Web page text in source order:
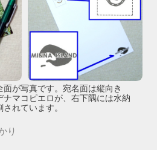
が写真です。宛名面は縦向き
ナマコピエロが、右下隅には水納
れています。
り